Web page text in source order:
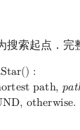
搜索起点．完
Star() :
ortest path, 𝑝𝑎𝑡
ND, otherwise.
shortest path,